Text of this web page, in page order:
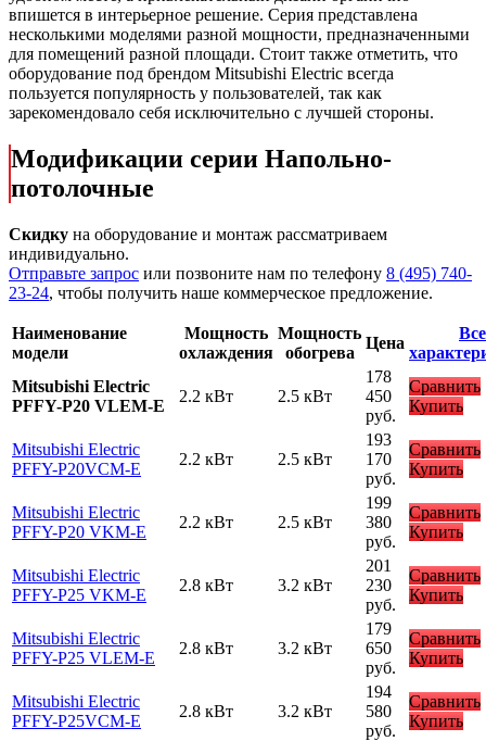
впишется в интерьерное решение. Серия представлена
несколькими моделями разной мощности, предназначенными
для помещений разной площади. Стоит также отметить, что
оборудование под брендом Mitsubishi Electric всегда
пользуется популярность у пользователей, так как
зарекомендовало себя исключительно с лучшей стороны.
Модификации серии Напольно-
потолочные
Скидку на оборудование и монтаж рассматриваем
индивидуально.
Отправьте запрос или позвоните нам по телефону 8 (495) 740-
23-24, чтобы получить наше коммерческое предложение.
Наименование
модели
Мощность
охлаждения
Мощность
обогрева
Цена
Все
Mitsubishi Electric
PFFY-P20 VLEM-E
2.2 кВт 2.5 кВт
178
450
руб.
Сравнить
Купить
Mitsubishi Electric
PFFY-P20VCM-E
2.2 кВт 2.5 кВт
193
170
руб.
Сравнить
Купить
Mitsubishi Electric
PFFY-P20 VKM-E
2.2 кВт 2.5 кВт
199
380
руб.
Сравнить
Купить
Mitsubishi Electric
PFFY-P25 VKM-E
2.8 кВт 3.2 кВт
201
230
руб.
Сравнить
Купить
Mitsubishi Electric
PFFY-P25 VLEM-E
2.8 кВт 3.2 кВт
179
650
руб.
Сравнить
Купить
Mitsubishi Electric
PFFY-P25VCM-E
2.8 кВт 3.2 кВт
194
580
руб.
Сравнить
Купить